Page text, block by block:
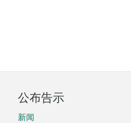
公布告示
新闻